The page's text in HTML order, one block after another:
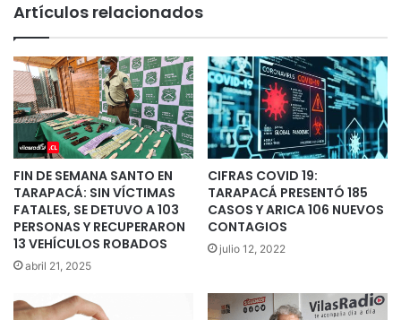
Artículos relacionados
FIN DE SEMANA SANTO EN
TARAPACÁ: SIN VÍCTIMAS
FATALES, SE DETUVO A 103
PERSONAS Y RECUPERARON
13 VEHÍCULOS ROBADOS
abril 21, 2025
CIFRAS COVID 19:
TARAPACÁ PRESENTÓ 185
CASOS Y ARICA 106 NUEVOS
CONTAGIOS
julio 12, 2022